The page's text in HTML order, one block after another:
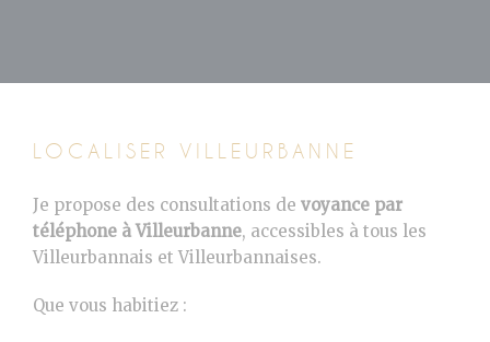
LOCALISER VILLEURBANNE
Je propose des consultations de voyance par
téléphone à Villeurbanne, accessibles à tous les
Villeurbannais et Villeurbannaises.
Que vous habitiez :